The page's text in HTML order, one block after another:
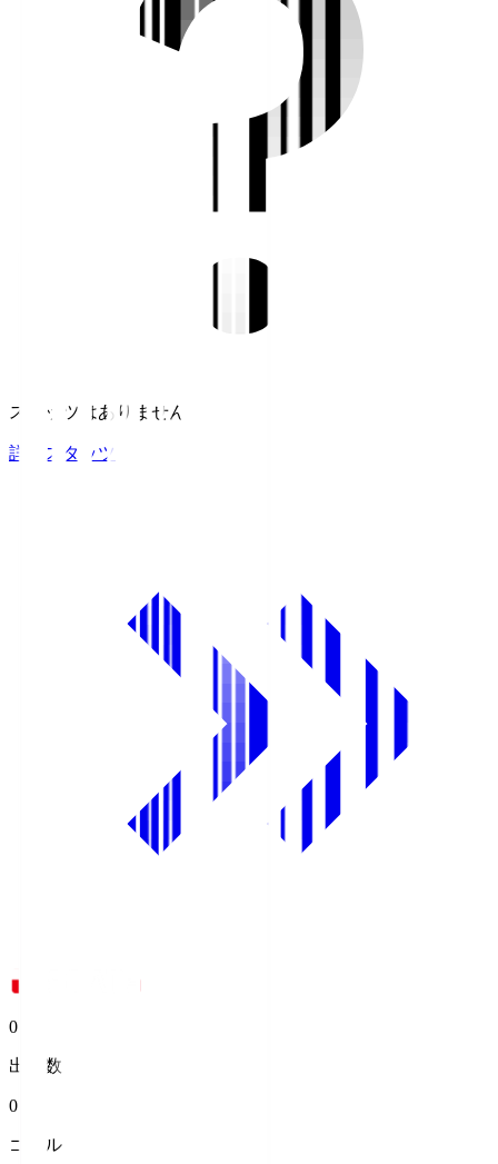
スタッツはありません。
詳細スタッツ
0
出場数
0
ゴール